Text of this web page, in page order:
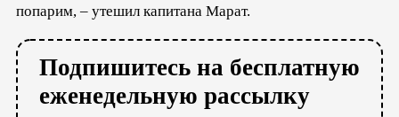
попарим, – утешил капитана Марат.
Подпишитесь на бесплатную
еженедельную рассылку